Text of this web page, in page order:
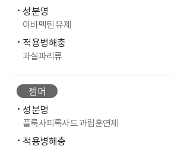
성분명
아바멕틴 유제
적용병해충
과실파리류
젬머
성분명
플룩사피록사드 과립훈연제
적용병해충